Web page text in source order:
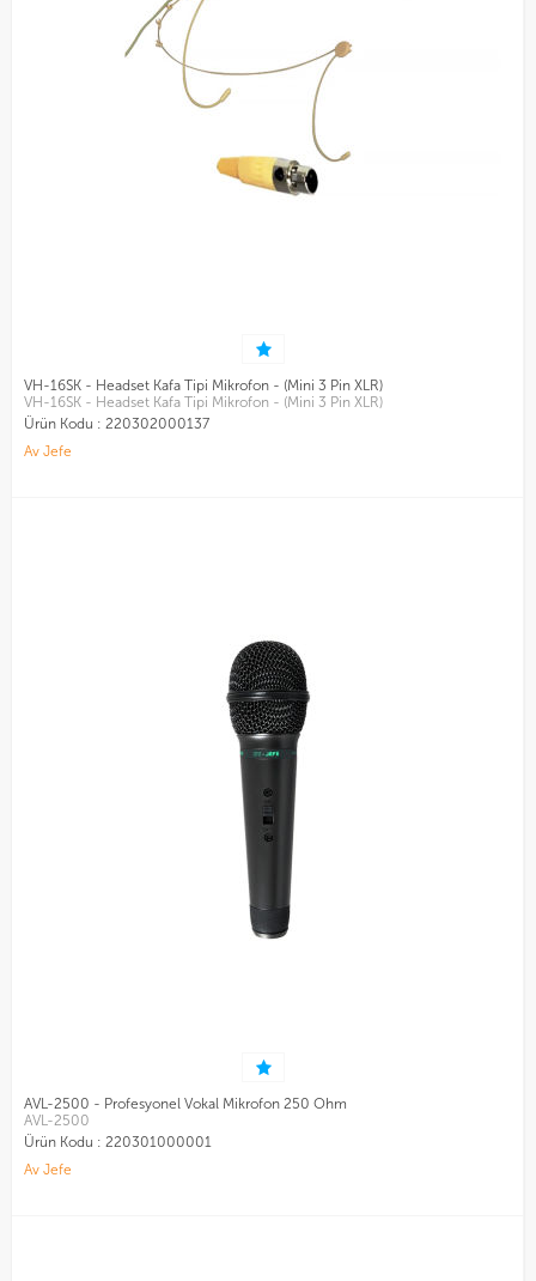
VH-16SK - Headset Kafa Tipi Mikrofon - (Mini 3 Pin XLR)
VH-16SK - Headset Kafa Tipi Mikrofon - (Mini 3 Pin XLR)
Ürün Kodu : 220302000137
Av Jefe
AVL-2500 - Profesyonel Vokal Mikrofon 250 Ohm
AVL-2500
Ürün Kodu : 220301000001
Av Jefe